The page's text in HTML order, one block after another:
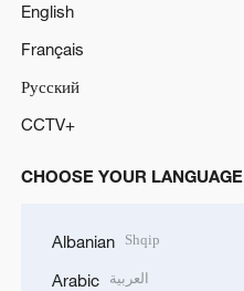
English
Français
Русский
CCTV+
CHOOSE YOUR LANGUAGE
Albanian Shqip
Arabic العربية